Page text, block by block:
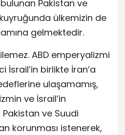
Pakistan ve
ülkemizin de
gelmektedir.
ABD emperyalizmi
İsrail’in birlikte İran’a
ulaşamamış,
ve İsrail’in
Pakistan ve Suudi
korunması istenerek,